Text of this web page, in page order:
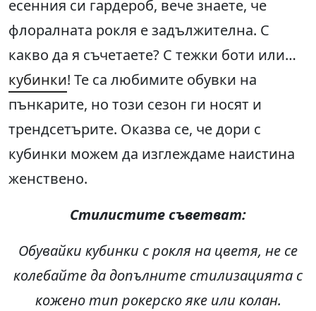
есенния си гардероб, вече знаете, че
флоралната рокля е задължителна. С
какво да я съчетаете? С тежки боти или…
кубинки! Те са любимите обувки на
пънкарите, но този сезон ги носят и
трендсетърите. Оказва се, че дори с
кубинки можем да изглеждаме наистина
женствено.
Стилистите съветват:
Обувайки кубинки с рокля на цветя, не се
колебайте да допълните стилизацията с
кожено тип рокерско яке или колан.